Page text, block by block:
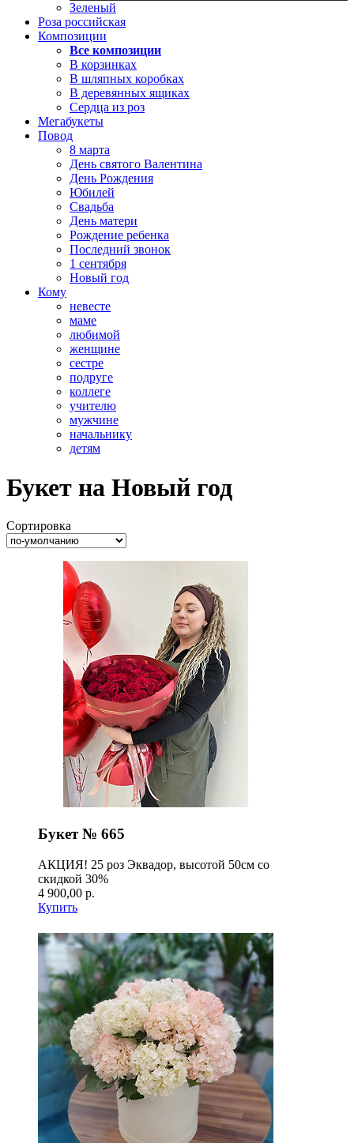
Зеленый
Роза российская
Композиции
Все композиции
В корзинках
В шляпных коробках
В деревянных ящиках
Сердца из роз
Мегабукеты
Повод
8 марта
День святого Валентина
День Рождения
Юбилей
Свадьба
День матери
Рождение ребенка
Последний звонок
1 сентября
Новый год
Кому
невесте
маме
любимой
женщине
сестре
подруге
коллеге
учителю
мужчине
начальнику
детям
​Букет на Новый год
Сортировка
Букет № 665
АКЦИЯ! 25 роз Эквадор, высотой 50см со
скидкой 30%
4 900,00 р.
Купить